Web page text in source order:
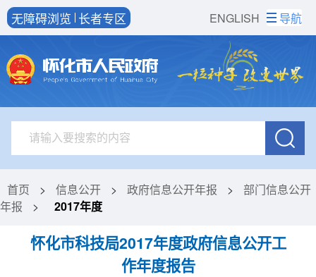
ENGLISH
无障碍浏览 长者专区 导航
首页 > 信息公开 > 政府信息公开年报 >
部门信息公开
年报
> 2017年度
怀化市科技局2017年度政府信息公开工
作年度报告